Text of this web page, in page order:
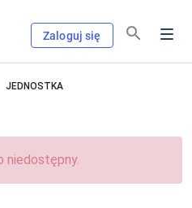
Zaloguj się
JEDNOSTKA